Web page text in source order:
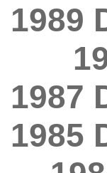
1989
1987
1985